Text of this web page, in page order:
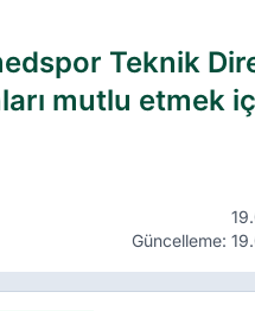
Teknik
mutlu etmek
Güncelleme: